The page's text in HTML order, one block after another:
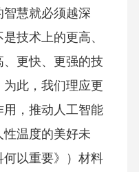
慧就必须越深
技术上的更高、
更快、更强的技
此，我们理应更
，推动人工智能
温度的美好未
以重要》）材料